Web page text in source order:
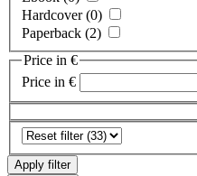
Hardcover (0)
Paperback (2)
Price in €
Price in €
Apply filter